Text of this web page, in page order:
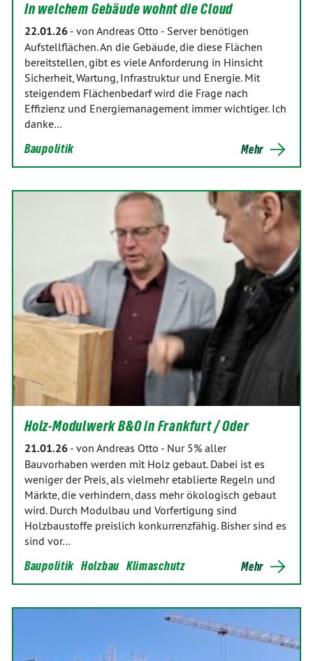
In welchem Gebäude wohnt die Cloud
22.01.26 - von Andreas Otto - Server benötigen
Aufstellflächen. An die Gebäude, die diese Flächen
bereitstellen, gibt es viele Anforderung in Hinsicht
Sicherheit, Wartung, Infrastruktur und Energie. Mit
steigendem Flächenbedarf wird die Frage nach
Effizienz und Energiemanagement immer wichtiger. Ich
danke…
Baupolitik Mehr
Holz-Modulwerk B&O in Frankfurt / Oder
21.01.26 - von Andreas Otto - Nur 5% aller
Bauvorhaben werden mit Holz gebaut. Dabei ist es
weniger der Preis, als vielmehr etablierte Regeln und
Märkte, die verhindern, dass mehr ökologisch gebaut
wird. Durch Modulbau und Vorfertigung sind
Holzbaustoffe preislich konkurrenzfähig. Bisher sind es
sind vor…
Baupolitik Holzbau Klimaschutz Mehr